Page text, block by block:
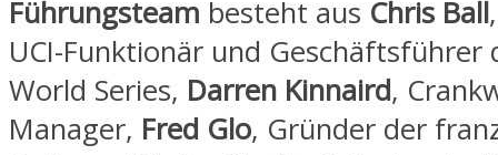
Führungsteam besteht aus Chris Ball
UCI-Funktionär und Geschäftsführer
World Series, Darren Kinnaird,
Manager, Fred Glo, Gründer der